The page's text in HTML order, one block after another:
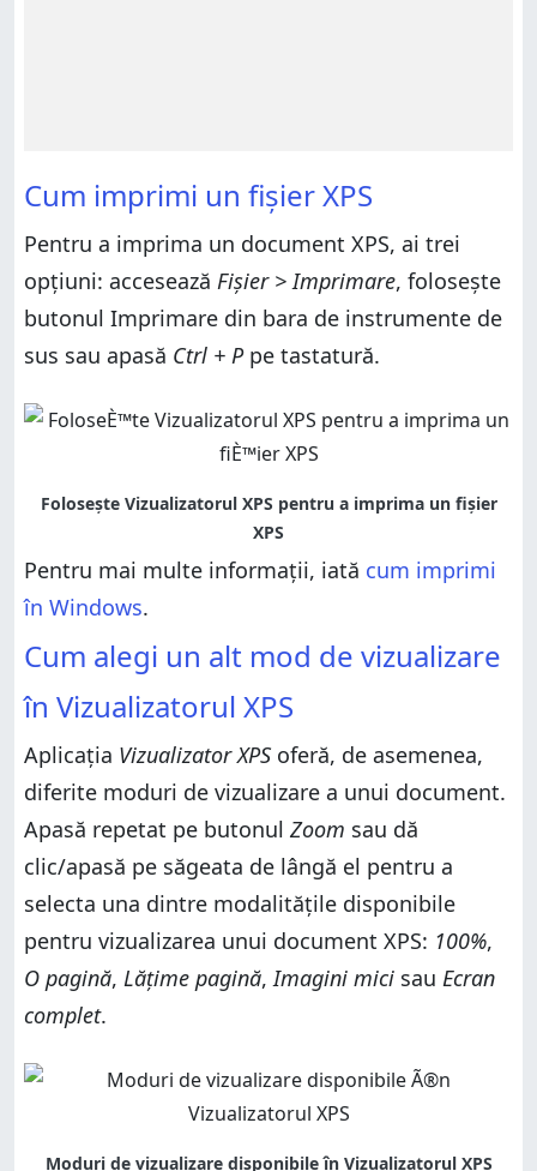
Cum imprimi un fișier XPS
Pentru a imprima un document XPS, ai trei
opțiuni: accesează Fișier > Imprimare, folosește
butonul Imprimare din bara de instrumente de
sus sau apasă Ctrl + P pe tastatură.
Pentru mai multe informații, iată cum imprimi
în Windows.
Cum alegi un alt mod de vizualizare
în Vizualizatorul XPS
Aplicația Vizualizator XPS oferă, de asemenea,
diferite moduri de vizualizare a unui document.
Apasă repetat pe butonul Zoom sau dă
clic/apasă pe săgeata de lângă el pentru a
selecta una dintre modalitățile disponibile
pentru vizualizarea unui document XPS: 100%,
O pagină, Lățime pagină,Imagini mici sau Ecran
complet.